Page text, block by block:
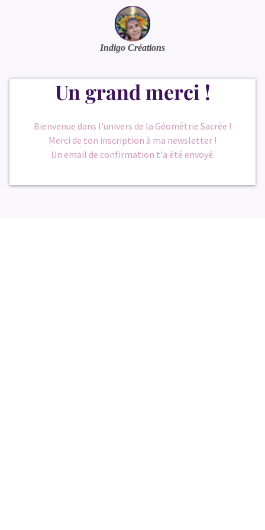
Indigo Créations
Un grand merci !
Bienvenue dans l'univers de la Géométrie Sacrée !
Merci de ton inscription à ma newsletter !
Un email de confirmation t'a été envoyé.